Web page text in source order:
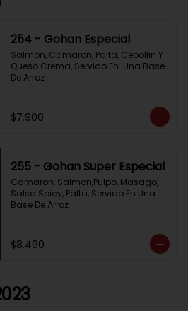
254 - Gohan Especial
Salmon, Camaron, Palta, Cebollin Y
Queso Crema, Servido En  Una Base
De Arroz
$7.900
255 - Gohan Super Especial
Camaron, Salmon,Pulpo, Masago,
Salsa Spicy, Palta, Servido En Una
Base De Arroz
$8.490